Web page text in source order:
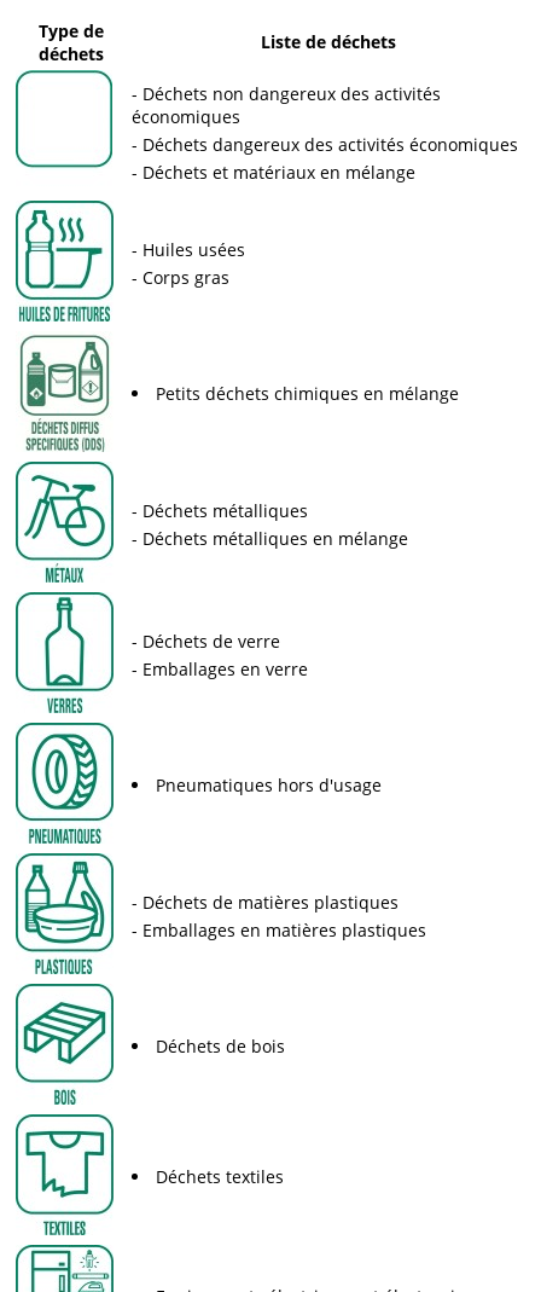
Type de
déchets
Liste de déchets
Déchets non dangereux des activités
économiques
Déchets dangereux des activités économiques
Déchets et matériaux en mélange
Huiles usées
Corps gras
Petits déchets chimiques en mélange
Déchets métalliques
Déchets métalliques en mélange
Déchets de verre
Emballages en verre
Pneumatiques hors d'usage
Déchets de matières plastiques
Emballages en matières plastiques
Déchets de bois
Déchets textiles